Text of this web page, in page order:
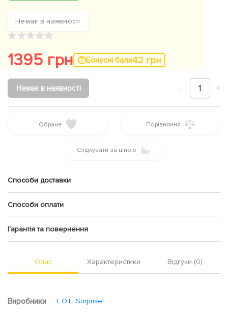
Немає в наявності
★★★★★
1395 грн Бонусні бали42 грн
- 1 +
Немає в наявності
Обране Порівняння
Слідкувати за ціною
Способи доставки
Способи оплати
Гарантія та повернення
Опис Характеристики Відгуки (0)
Виробники L.O.L. Surprise!